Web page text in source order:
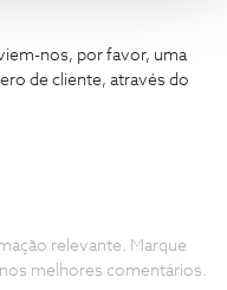
nos, por favor, uma
de cliente, através do
relevante. Marque
melhores comentários.